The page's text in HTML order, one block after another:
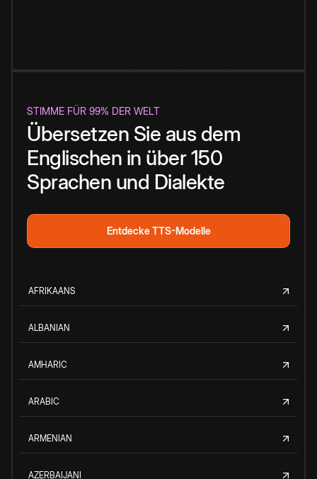
STIMME FÜR 99% DER WELT
Übersetzen Sie aus dem
Englischen in über 150
Sprachen und Dialekte
Entdecke TTS-Modelle
AFRIKAANS
ALBANIAN
AMHARIC
ARABIC
ARMENIAN
AZERBAIJANI